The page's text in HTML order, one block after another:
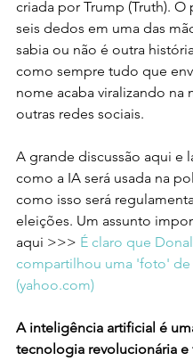
criada por Trump (Truth). O
seis dedos em uma das
sabia ou não é outra
como sempre tudo que
nome acaba viralizando na
outras redes sociais.
A grande discussão aqui e
como a IA será usada na
como isso será
eleições. Um assunto
aqui >>> É claro que
compartilhou uma 'foto' de
(yahoo.com)
A inteligência artificial é
tecnologia revolucionária e